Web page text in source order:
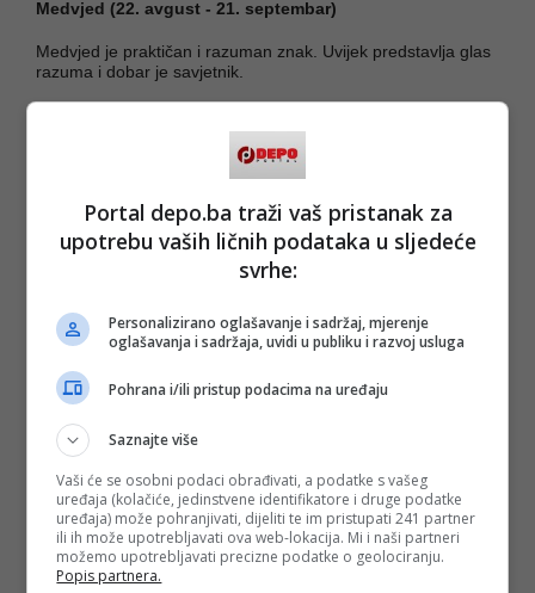
Medvjed (22. avgust - 21. septembar)
Medvjed je praktičan i razuman znak. Uvijek predstavlja glas
razuma i dobar je savjetnik.
Kada nije najbolje raspoložen, medvjed može biti povučen,
Gavran (22. septembar - 22. oktobar)
Gavran je rođeni zabavljač i šarmer.
Kada nije u najboljem raspoloženju može biti osvetoljubiv i
nedosljedan.
Zmija je izuzetno duhovan znak i često ima jake intuitivne
sposobnosti.
U vezi je strastvena i brižna.
Kada ne osjeća ljubav, može postati povučena i agresivna.
Portal depo.ba traži vaš pristanak za
upotrebu vaših ličnih podataka u sljedeće
svrhe:
Personalizirano oglašavanje i sadržaj, mjerenje
oglašavanja i sadržaja, uvidi u publiku i razvoj usluga
Pohrana i/ili pristup podacima na uređaju
Saznajte više
Vaši će se osobni podaci obrađivati, a podatke s vašeg
uređaja (kolačiće, jedinstvene identifikatore i druge podatke
uređaja) može pohranjivati, dijeliti te im pristupati 241 partner
ili ih može upotrebljavati ova web-lokacija. Mi i naši partneri
možemo upotrebljavati precizne podatke o geolociranju.
Popis partnera.